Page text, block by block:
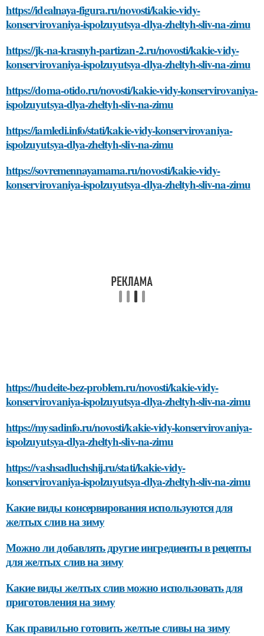
https://idealnaya-figura.ru/novosti/kakie-vidy-
konservirovaniya-ispolzuyutsya-dlya-zheltyh-sliv-na-zimu
https://jk-na-krasnyh-partizan-2.ru/novosti/kakie-vidy-
konservirovaniya-ispolzuyutsya-dlya-zheltyh-sliv-na-zimu
https://doma-otido.ru/novosti/kakie-vidy-konservirovaniya-
ispolzuyutsya-dlya-zheltyh-sliv-na-zimu
https://iamledi.info/stati/kakie-vidy-konservirovaniya-
ispolzuyutsya-dlya-zheltyh-sliv-na-zimu
https://sovremennayamama.ru/novosti/kakie-vidy-
konservirovaniya-ispolzuyutsya-dlya-zheltyh-sliv-na-zimu
https://hudeite-bez-problem.ru/novosti/kakie-vidy-
konservirovaniya-ispolzuyutsya-dlya-zheltyh-sliv-na-zimu
https://mysadinfo.ru/novosti/kakie-vidy-konservirovaniya-
ispolzuyutsya-dlya-zheltyh-sliv-na-zimu
https://vashsadluchshij.ru/stati/kakie-vidy-
konservirovaniya-ispolzuyutsya-dlya-zheltyh-sliv-na-zimu
Какие виды консервирования используются для
желтых слив на зиму
Можно ли добавлять другие ингредиенты в рецепты
для желтых слив на зиму
Какие виды желтых слив можно использовать для
приготовления на зиму
Как правильно готовить желтые сливы на зиму